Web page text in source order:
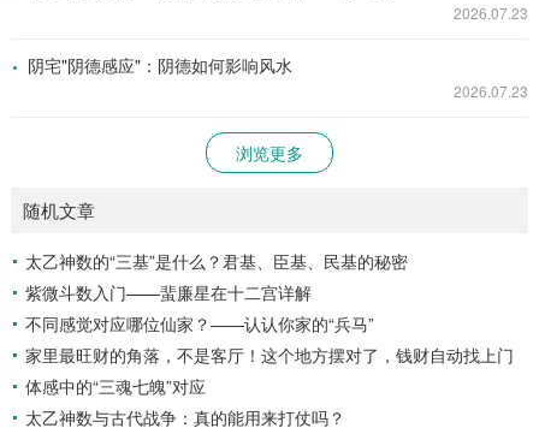
2026.07.23
阴宅"阴德感应"：阴德如何影响风水
2026.07.23
浏览更多
随机文章
太乙神数的“三基”是什么？君基、臣基、民基的秘密
紫微斗数入门——蜚廉星在十二宫详解
不同感觉对应哪位仙家？——认认你家的“兵马”
家里最旺财的角落，不是客厅！这个地方摆对了，钱财自动找上门
体感中的“三魂七魄”对应
太乙神数与古代战争：真的能用来打仗吗？